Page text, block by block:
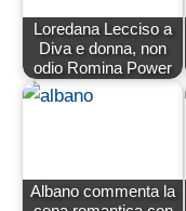
Loredana Lecciso a
Diva e donna, non
odio Romina Power
Albano commenta la